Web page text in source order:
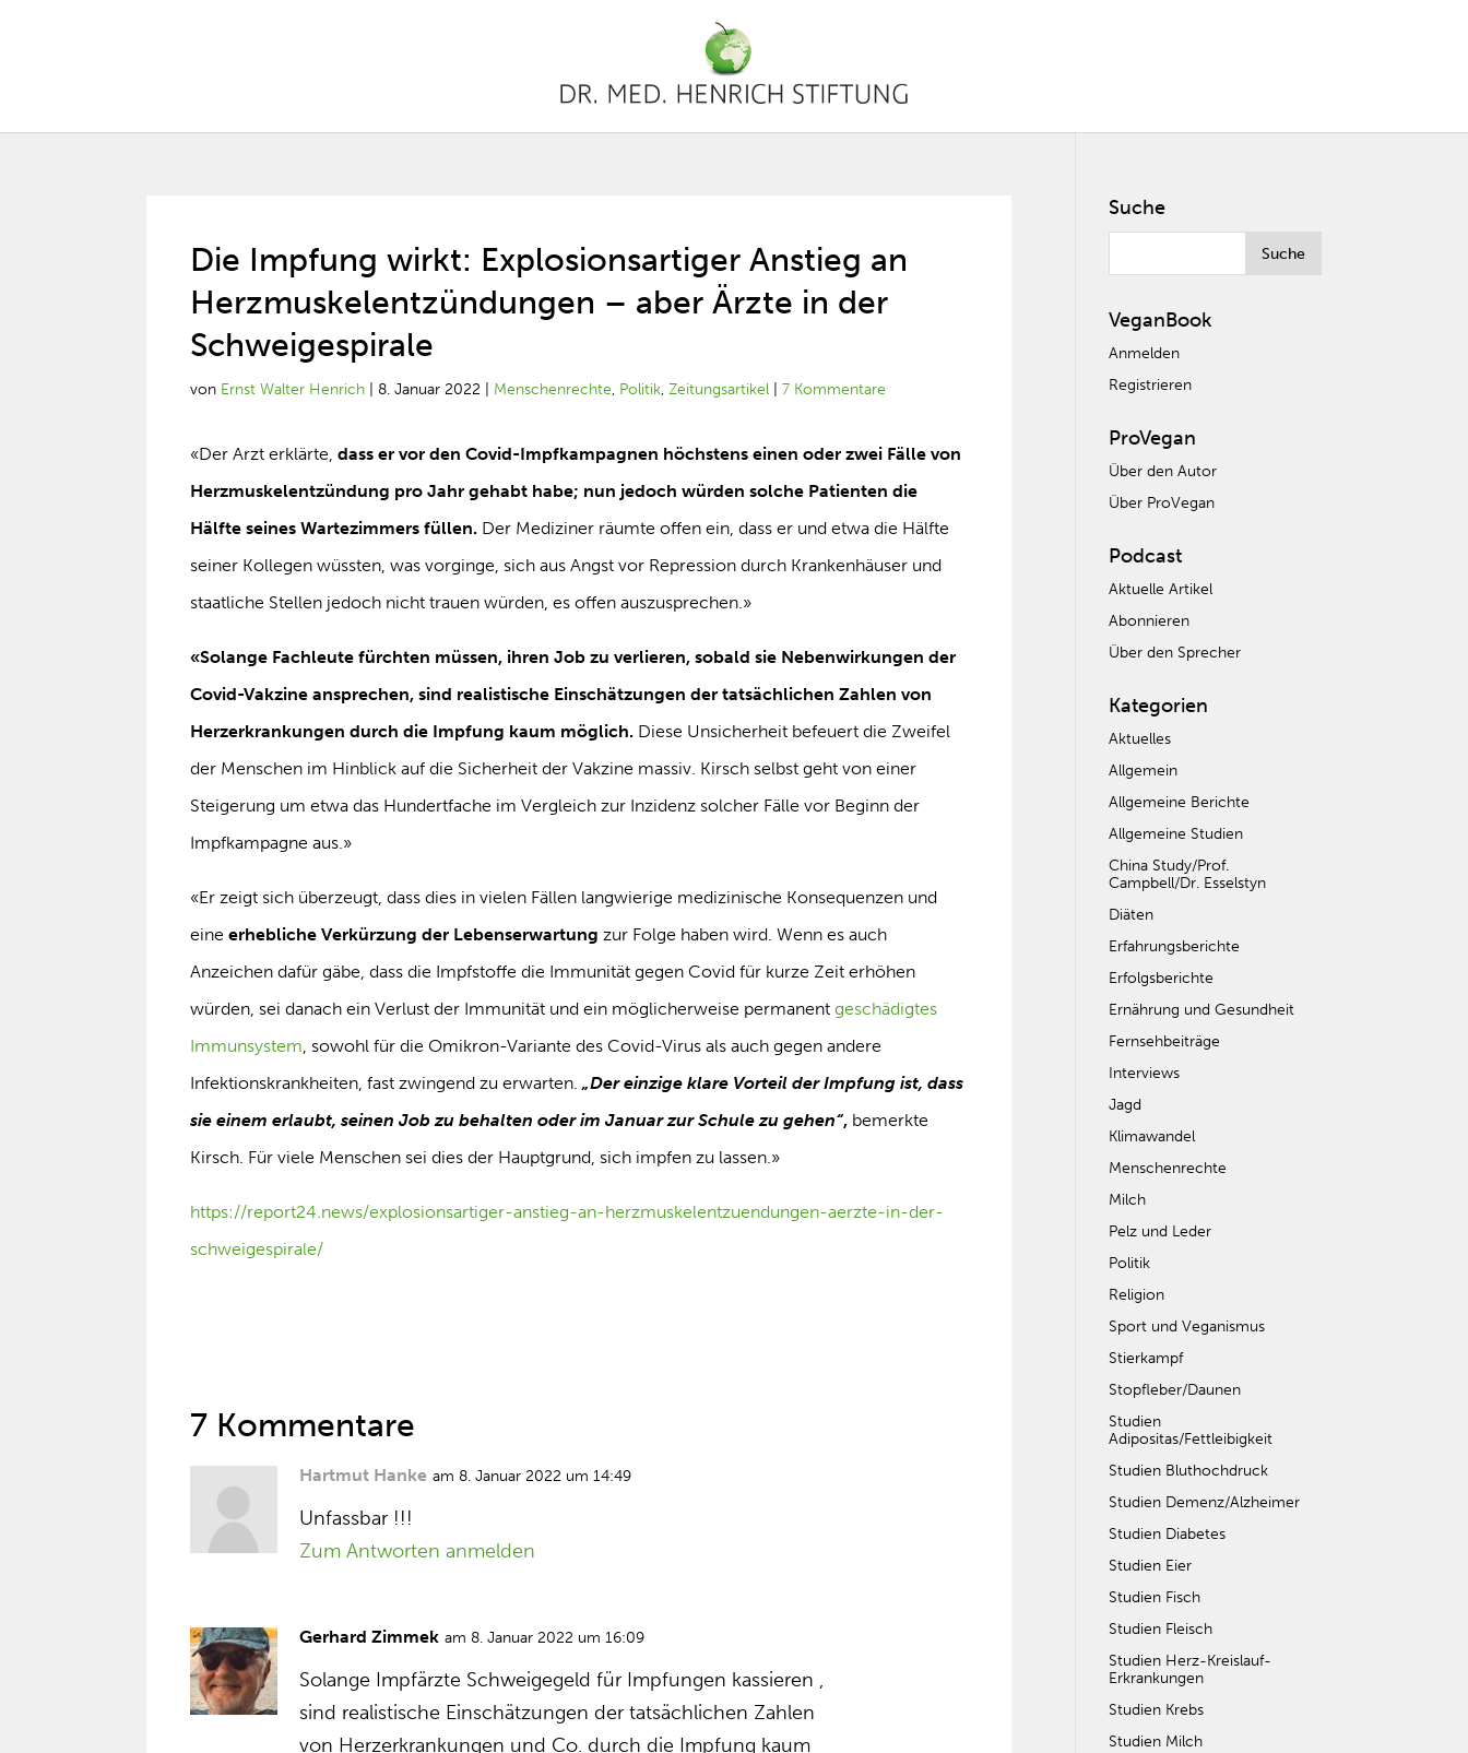
Die Impfung wirkt: Explosionsartiger Anstieg an
Herzmuskelentzündungen – aber Ärzte in der
Schweigespirale
von Ernst Walter Henrich 8. Januar 2022 Menschenrechte, Politik,Zeitungsartikel |7 Kommentare
«Der Arzt erklärte,dass er vor den Covid-Impfkampagnen höchstens einen oder zwei Fälle von
Herzmuskelentzündung pro Jahr gehabt habe; nun jedoch würden solche Patienten die
Hälfte seines Wartezimmers füllen. Der Mediziner räumte offen ein, dass er und etwa die Hälfte
seiner Kollegen wüssten, was vorginge, sich aus Angst vor Repression durch Krankenhäuser und
staatliche Stellen jedoch nicht trauen würden, es offen auszusprechen.»
«Solange Fachleute fürchten müssen, ihren Job zu verlieren, sobald sie Nebenwirkungen der
Covid-Vakzine ansprechen, sind realistische Einschätzungen der tatsächlichen Zahlen von
Herzerkrankungen durch die Impfung kaum möglich. Diese Unsicherheit befeuert die Zweifel
der Menschen im Hinblick auf die Sicherheit der Vakzine massiv. Kirsch selbst geht von einer
Steigerung um etwa das Hundertfache im Vergleich zur Inzidenz solcher Fälle vor Beginn der
Impfkampagne aus.»
«Er zeigt sich überzeugt, dass dies in vielen Fällen langwierige medizinische Konsequenzen und
eineerhebliche Verkürzung der Lebenserwartung zur Folge haben wird. Wenn es auch
Anzeichen dafür gäbe, dass die Impfstoffe die Immunität gegen Covid für kurze Zeit erhöhen
würden, sei danach ein Verlust der Immunität und ein möglicherweise permanentgeschädigtes
Immunsystem, sowohl für die Omikron-Variante des Covid-Virus als auch gegen andere
Infektionskrankheiten, fast zwingend zu erwarten.„Der einzige klare Vorteil der Impfung ist, dass
sie einem erlaubt, seinen Job zu behalten oder im Januar zur Schule zu gehen“, bemerkte
Kirsch. Für viele Menschen sei dies der Hauptgrund, sich impfen zu lassen.»
https://report24.news/explosionsartiger-anstieg-an-herzmuskelentzuendungen-aerzte-in-der-
schweigespirale/
7 Kommentare
Hartmut Hanke am 8. Januar 2022 um 14:49
Unfassbar !!!
Zum Antworten anmelden
Gerhard Zimmek am 8. Januar 2022 um 16:09
Solange Impfärzte Schweigegeld für Impfungen kassieren ,
sind realistische Einschätzungen der tatsächlichen Zahlen
von Herzerkrankungen und Co. durch die Impfung kaum
Suche
VeganBook
Anmelden
Registrieren
ProVegan
Über den Autor
Über ProVegan
Podcast
Aktuelle Artikel
Abonnieren
Über den Sprecher
Kategorien
Aktuelles
Allgemein
Allgemeine Berichte
Allgemeine Studien
China Study/Prof.
Campbell/Dr. Esselstyn
Diäten
Erfahrungsberichte
Erfolgsberichte
Ernährung und Gesundheit
Fernsehbeiträge
Interviews
Jagd
Klimawandel
Menschenrechte
Milch
Pelz und Leder
Politik
Religion
Sport und Veganismus
Stierkampf
Stopfleber/Daunen
Studien
Adipositas/Fettleibigkeit
Studien Bluthochdruck
Studien Demenz/Alzheimer
Studien Diabetes
Studien Eier
Studien Fisch
Studien Fleisch
Studien Herz-Kreislauf-
Erkrankungen
Studien Krebs
Studien Milch